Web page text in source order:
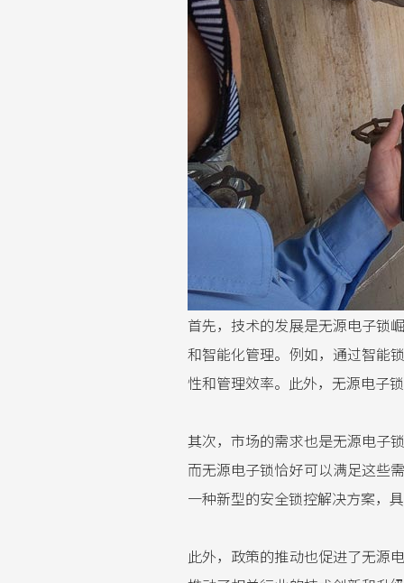
首先，技术的发展是无源电子锁
和智能化管理。例如，通过智能
性和管理效率。此外，无源电子
其次，市场的需求也是无源电子
而无源电子锁恰好可以满足这些
一种新型的安全锁控解决方案，
此外，政策的推动也促进了无源